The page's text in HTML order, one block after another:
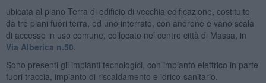
ubicata al piano Terra di edificio di vecchia edificazione, costituito
da tre piani fuori terra, ed uno interrato, con androne e vano scala
di accesso in uso comune, collocato nel centro città di Massa, in
Via Alberica n.50
Sono presenti gli impianti tecnologici, con impianto elettrico in parte
fuori traccia, impianto di riscaldamento e idrico-sanitario.